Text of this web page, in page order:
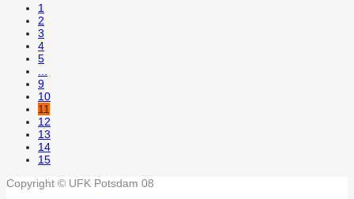
1
2
3
4
5
9
10
11
12
13
14
15
Copyright © UFK Potsdam 08